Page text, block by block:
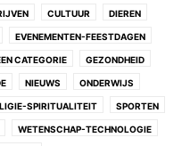
CULTUUR DIEREN
EVENEMENTEN-FEESTDAGEN
CATEGORIE GEZONDHEID
NIEUWS ONDERWIJS
SPIRITUALITEIT SPORTEN
WETENSCHAP-TECHNOLOGIE